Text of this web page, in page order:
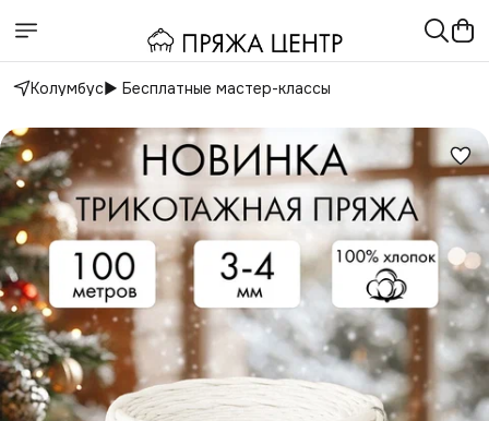
Колумбус▶️ Бесплатные мастер-классы